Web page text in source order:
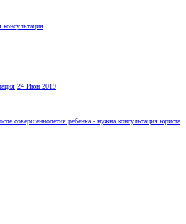
24 Июн 2019
совершеннолетия ребенка - нужна консультация юриста